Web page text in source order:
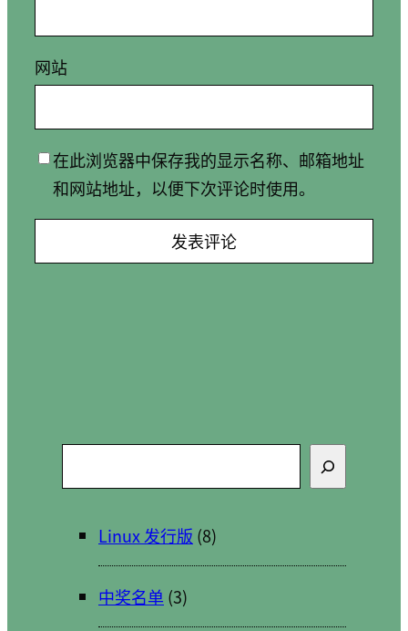
网站
在此浏览器中保存我的显示名称、邮箱地址
和网站地址，以便下次评论时使用。
索
Linux 发行版 (8)
中奖名单 (3)